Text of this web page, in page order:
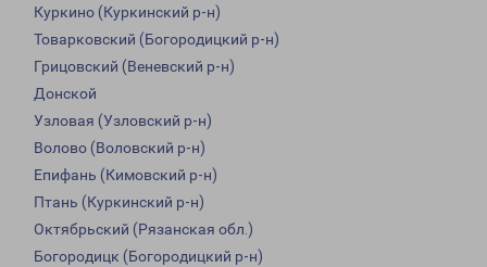
Куркино (Куркинский р-н)
Товарковский (Богородицкий р-н)
Грицовский (Веневский р-н)
Донской
Узловая (Узловский р-н)
Волово (Воловский р-н)
Епифань (Кимовский р-н)
Птань (Куркинский р-н)
Октябрьский (Рязанская обл.)
Богородицк (Богородицкий р-н)